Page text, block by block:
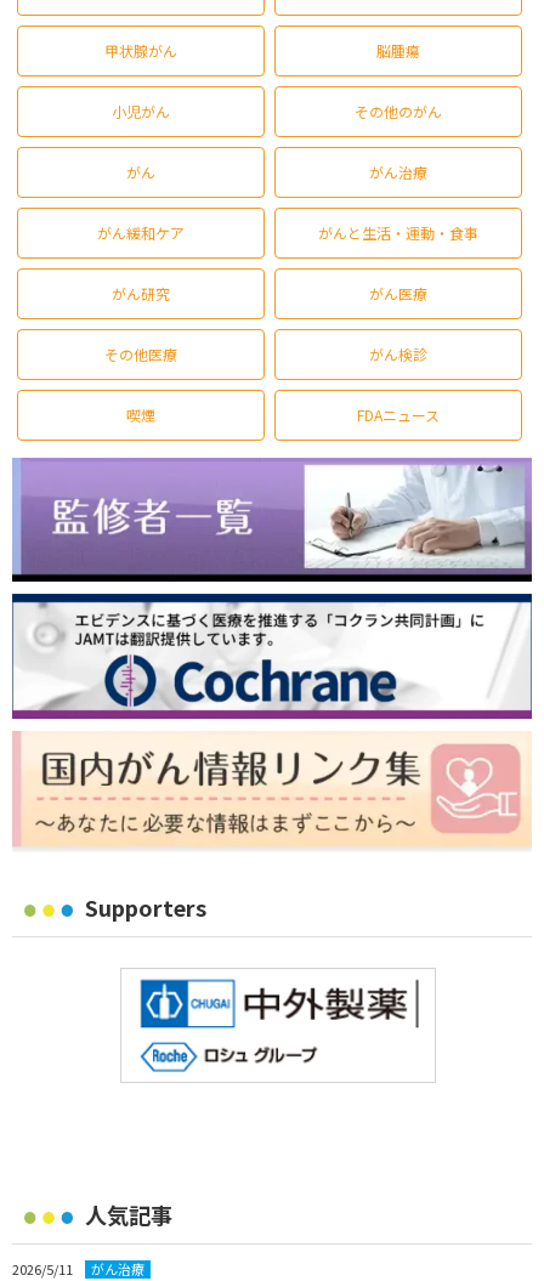
甲状腺がん 脳腫瘍
小児がん その他のがん
がん がん治療
がん緩和ケア がんと生活・運動・食事
がん研究 がん医療
その他医療 がん検診
喫煙 FDAニュース
Supporters
人気記事
2026/5/11 がん治療